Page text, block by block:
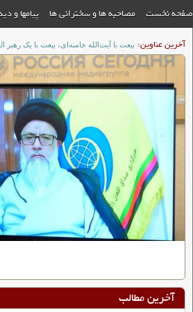
صفحه نخست مصاحبه ها و سخنرانی ها پیامها و
آخرین عناوین:
فقدان یک چنین سیاستمدار انقلابی و باتدبیر، قطعا برای
قهرمان ایران خواهد داد